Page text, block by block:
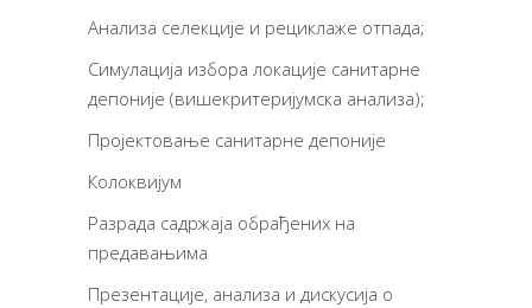
Анализа селекције и рециклаже отпада;
Симулација избора локације санитарне
депоније (вишекритеријумска анализа);
Пројектовање санитарне депоније
Колоквијум
Разрада садржаја обрађених на
предавањима
Презентације, анализа и дискусија о